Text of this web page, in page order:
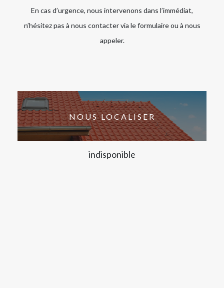
En cas d’urgence, nous intervenons dans l’immédiat,
n’hésitez pas à nous contacter via le formulaire ou à nous
appeler.
NOUS LOCALISER
indisponible